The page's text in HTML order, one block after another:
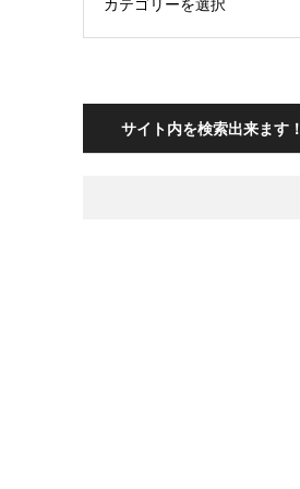
サイト内を検索出来ます！